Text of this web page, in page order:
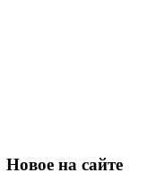
Новое на сайте